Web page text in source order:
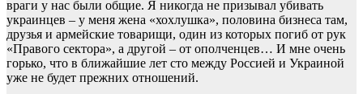
враги у нас были общие. Я никогда не призывал убивать
украинцев – у меня жена «хохлушка», половина бизнеса там,
друзья и армейские товарищи, один из которых погиб от рук
«Правого сектора», а другой – от ополченцев… И мне очень
горько, что в ближайшие лет сто между Россией и Украиной
уже не будет прежних отношений.